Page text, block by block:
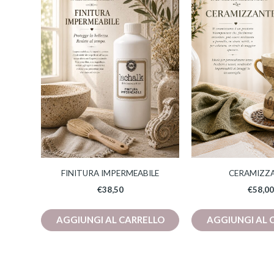
FINITURA IMPERMEABILE
€38,50
AGGIUNGI AL CARRELLO
€58,00
AGGIUNGI AL